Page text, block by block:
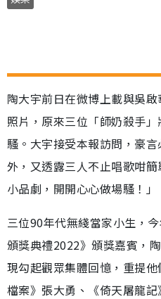
陶大宇前日在微博上載與吳
照片，原來三位「師奶殺手
騷。大宇接受本報訪問，豪
外，又透露三人不止唱歌咁
小品劇，開開心心做場騷！」
三位90年代無綫當家小生，
頒獎典禮2022》頒獎嘉賓，
現勾起觀眾集體回憶，重提
檔案》張大勇、《倚天屠龍